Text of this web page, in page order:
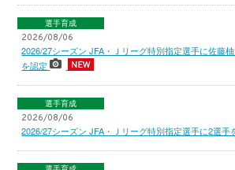
選手育成
2026/08/06
2026/27シーズン JFA・Ｊリーグ特別指定選手に佐藤柚
を認定
選手育成
2026/08/06
2026/27シーズン JFA・Ｊリーグ特別指定選手に2選